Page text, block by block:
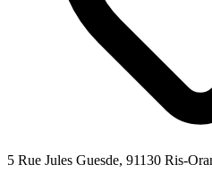
5 Rue Jules Guesde, 91130 Ris-